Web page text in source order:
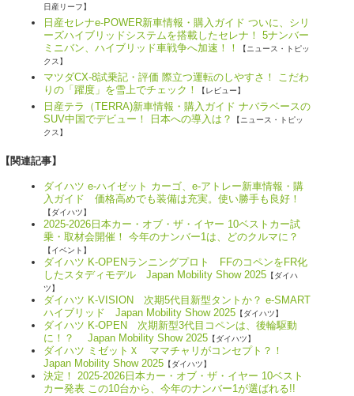
日産リーフ】
日産セレナe-POWER新車情報・購入ガイド ついに、シリ
ーズハイブリッドシステムを搭載したセレナ！ 5ナンバー
ミニバン、ハイブリッド車戦争へ加速！！
【ニュース・トピッ
クス】
マツダCX-8試乗記・評価 際立つ運転のしやすさ！ こだわ
りの「躍度」を雪上でチェック！
【レビュー】
日産テラ（TERRA)新車情報・購入ガイド ナバラベースの
SUV中国でデビュー！ 日本への導入は？
【ニュース・トピッ
クス】
【関連記事】
ダイハツ e-ハイゼット カーゴ、e-アトレー新車情報・購
入ガイド 価格高めでも装備は充実。使い勝手も良好！
【ダイハツ】
2025-2026日本カー・オブ・ザ・イヤー 10ベストカー試
乗・取材会開催！ 今年のナンバー1は、どのクルマに？
【イベント】
ダイハツ K-OPENランニングプロト FFのコペンをFR化
したスタディモデル Japan Mobility Show 2025 【ダイハ
ツ】
ダイハツ K-VISION 次期5代目新型タントか？ e-SMART
ハイブリッド Japan Mobility Show 2025 【ダイハツ】
ダイハツ K-OPEN 次期新型3代目コペンは、後輪駆動
に！？ Japan Mobility Show 2025 【ダイハツ】
ダイハツ ミゼットＸ ママチャリがコンセプト？！
Japan Mobility Show 2025 【ダイハツ】
決定！ 2025-2026日本カー・オブ・ザ・イヤー 10ベスト
カー発表 この10台から、今年のナンバー1が選ばれる!!